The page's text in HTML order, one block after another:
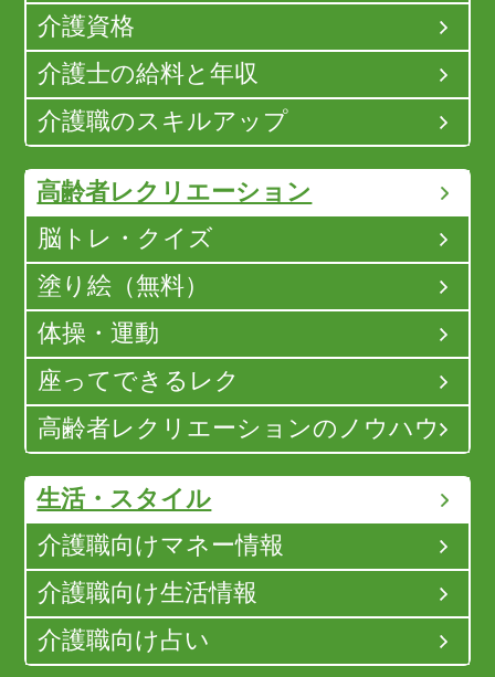
介護資格
介護士の給料と年収
介護職のスキルアップ
高齢者レクリエーション
脳トレ・クイズ
塗り絵（無料）
体操・運動
座ってできるレク
高齢者レクリエーションのノウハウ
生活・スタイル
介護職向けマネー情報
介護職向け生活情報
介護職向け占い